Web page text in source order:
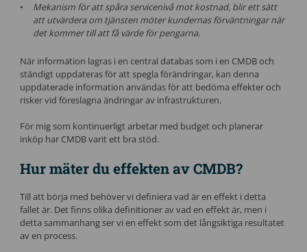
Mekanism för att spåra servicenivå mot kostnad, blir ett sätt
att utvärdera om tjänsten möter kundernas förväntningar när
det kommer till att få värde för pengarna.
När information lagras i en central databas som i en CMDB och
ständigt uppdateras för att spegla förändringar, kan denna
uppdaterade information användas för att bedöma effekter och
risker vid föreslagna ändringar av infrastrukturen.
För mig som kontinuerligt arbetar med budget och planerar
inköp har CMDB varit ett bra stöd.
Hur mäter du effekten av CMDB?
Till att börja med behöver vi definiera vad är en effekt i detta
fallet är. Det finns olika definitioner av vad en effekt är, men i
detta sammanhang ser vi en effekt som det långsiktiga resultatet
av en process.